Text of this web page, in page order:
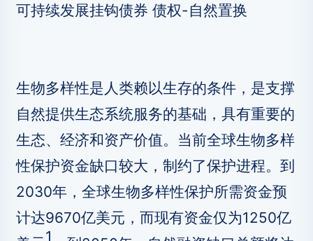
可持续发展挂钩债券 债权-自然置换
生物多样性是人类赖以生存的条件，是支撑
自然提供生态系统服务的基础，具有重要的
生态、经济和资产价值。当前全球生物多样
性保护资金缺口较大，制约了保护进程。到
2030年，全球生物多样性保护所需资金预
计达9670亿美元，而现有资金仅为1250亿
1